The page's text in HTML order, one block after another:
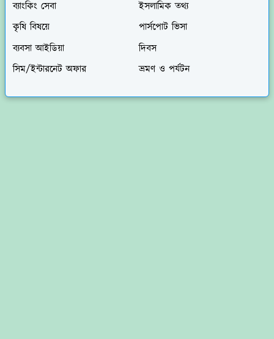
ব্যাংকিং সেবা
ইসলামিক তথ্য
কৃষি বিষয়ে
পার্সপোট ভিসা
ব্যবসা আইডিয়া
দিবস
সিম/ইন্টারনেট অফার
ভ্রমণ ও পর্যটন